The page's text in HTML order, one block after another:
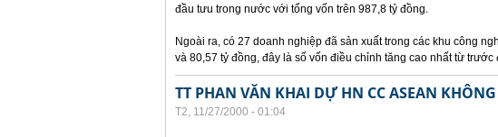
đầu tưu trong nước với tổng vốn trên 987,8 tỷ đồng.
Ngoài ra, có 27 doanh nghiệp đã sản xuất trong các khu công
và 80,57 tỷ đồng, đây là số vốn điều chỉnh tăng cao nhất từ trước
TT PHAN VĂN KHAI DỰ HN CC ASEAN
T2, 11/27/2000 - 01:04